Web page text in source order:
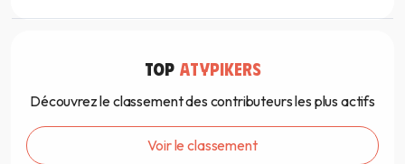
TOP ATYPIKERS
Découvrez le classement des contributeurs les plus actifs
Voir le classement